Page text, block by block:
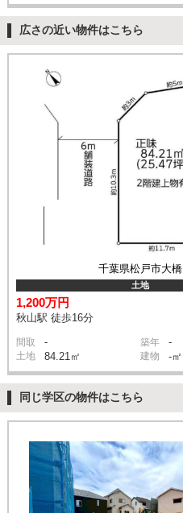
広さの近い物件はこちら
千葉県松戸市大橋
土地
1,200万円
秋山駅 徒歩16分
間取 - 築年 -
土地 84.21㎡ 建物 -㎡
同じ学区の物件はこちら